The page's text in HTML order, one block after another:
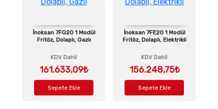
İnoksan 7FG20 1 Modül
Fritöz, Dolaplı, Gazlı
KDV Dahil
161.633,09₺
Sepete Ekle
İnoksan 7FE20 1 Modül
Fritöz, Dolaplı, Elektrikli
KDV Dahil
156.248,75₺
Sepete Ekle